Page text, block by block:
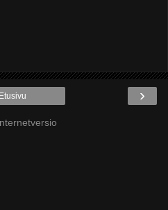
›
Etusivu